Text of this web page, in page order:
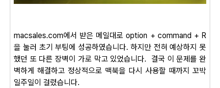
macsales.com에서 받은 메일대로 option + command + R
을 눌러 초기 부팅에 성공하였습니다. 하지만 전혀 예상하지 못
했던 또 다른 장벽이 가로 막고 있었습니다. 결국 이 문제를 완
벽하게 해결하고 정상적으로 맥북을 다시 사용할 때까지 꼬박
일주일이 걸렸습니다.